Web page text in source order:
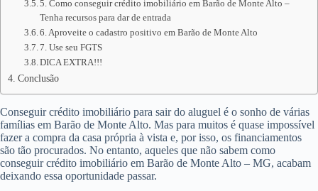
5. Como conseguir crédito imobiliário em Barão de Monte Alto –
Tenha recursos para dar de entrada
6. Aproveite o cadastro positivo em Barão de Monte Alto
7. Use seu FGTS
DICA EXTRA!!!
Conclusão
Conseguir crédito imobiliário para sair do aluguel é o sonho de várias
famílias em Barão de Monte Alto. Mas para muitos é quase impossível
fazer a compra da casa própria à vista e, por isso, os financiamentos
são tão procurados. No entanto, aqueles que não sabem como
conseguir crédito imobiliário em Barão de Monte Alto – MG, acabam
deixando essa oportunidade passar.